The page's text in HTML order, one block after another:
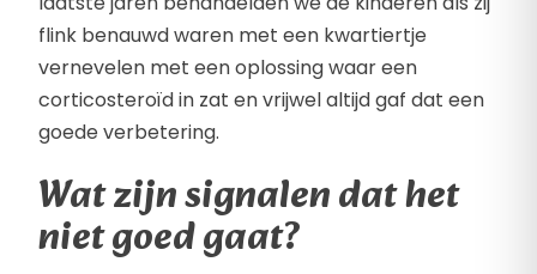
flink benauwd waren met een kwartiertje
vernevelen met een oplossing waar een
corticosteroïd in zat en vrijwel altijd gaf dat een
goede verbetering.
Wat zijn signalen dat het
niet goed gaat?